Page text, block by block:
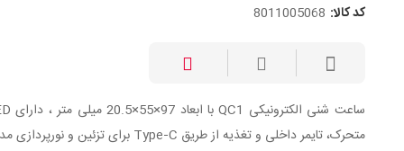
کد کالا: 8011005068
متحرک، تایمر داخلی و تغذیه از طریق Type‑C برای تزئین و نورپردازی مدرن.